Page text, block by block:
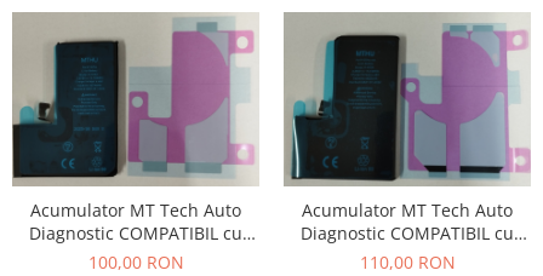
Acumulator MT Tech Auto
Diagnostic COMPATIBIL cu
Iphone 15 Pro 3274 mAh Li-
100,00 RON
Acumulator MT Tech Auto
Diagnostic COMPATIBIL cu
Iphone 15 PRO MAX 4422 mAh
110,00 RON